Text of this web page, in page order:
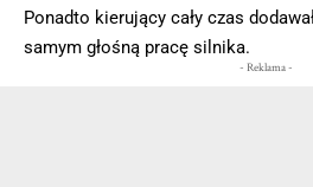
Ponadto kierujący cały czas
samym głośną pracę silnika.
- Reklama -